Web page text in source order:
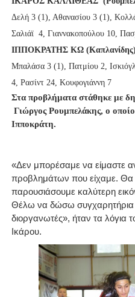
Δελή 3 (1), Αθανασίου 3 (1),
Σαλιάϊ 4, Γιαννακοπούλου 10,
ΙΠΠΟΚΡΑΤΗΣ ΚΩ (Καπλανίδης)
Μπαλάσα 3 (1), Πατμίου 2,
4, Ρασίντ 24, Κουφογιάννη 7
Στα προβλήματα στάθηκε με
Γιώργος Ρουμπελάκης, ο
Ιπποκράτη.
«Δεν μπορέσαμε να είμαστε
προβλημάτων που είχαμε.
παρουσιάσουμε καλύτερη
Θέλω να δώσω συγχαρητήρια
διοργανωτές», ήταν τα λόγια
Ικάρου.